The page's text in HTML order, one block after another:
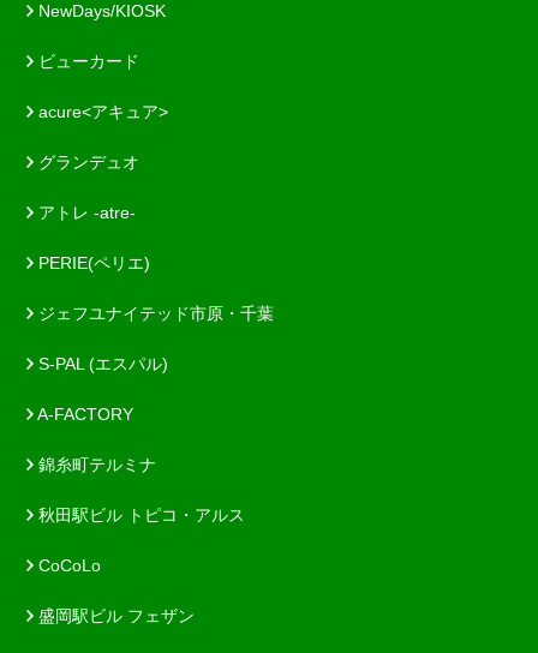
NewDays/KIOSK
ビューカード
acure<アキュア>
グランデュオ
アトレ -atre-
PERIE(ペリエ)
ジェフユナイテッド市原・千葉
S-PAL (エスパル)
A-FACTORY
錦糸町テルミナ
秋田駅ビル トピコ・アルス
CoCoLo
盛岡駅ビル フェザン